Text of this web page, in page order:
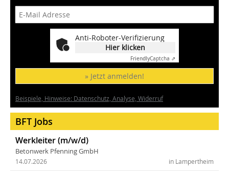
Anti-Roboter-Verifizierung
Hier klicken
FriendlyCaptcha ⇗
» Jetzt anmelden!
Beispiele, Hinweise: Datenschutz, Analyse, Widerruf
BFT Jobs
Werkleiter (m/w/d)
Betonwerk Pfenning GmbH
in Lampertheim
14.07.2026